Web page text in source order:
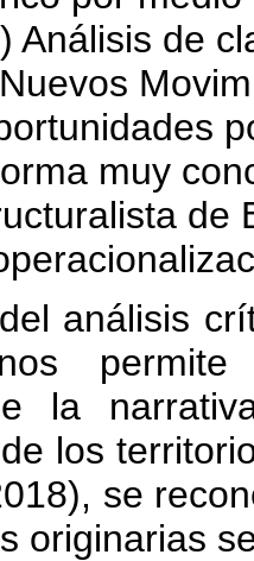
Análisis de
muy
de
análisis
la
los
se
originarias